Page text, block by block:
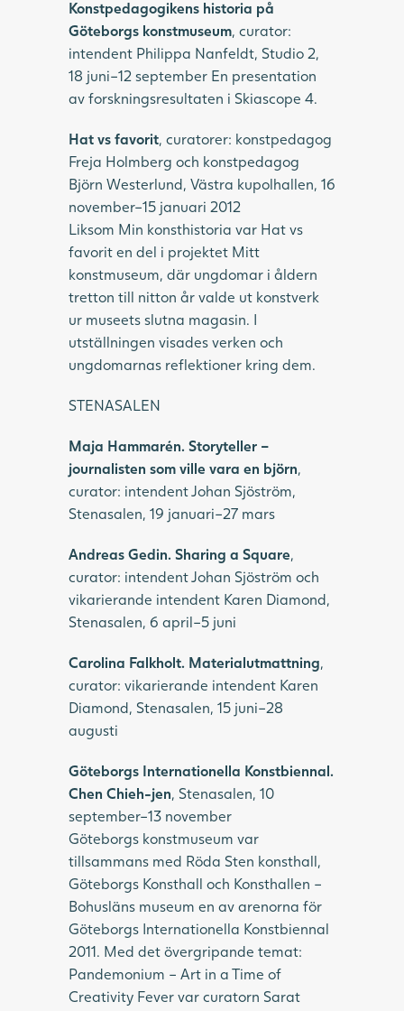
Konstpedagogikens historia på
Göteborgs konstmuseum, curator:
intendent Philippa Nanfeldt, Studio 2,
18 juni–12 september En presentation
av forskningsresultaten i Skiascope 4.
Hat vs favorit, curatorer: konstpedagog
Freja Holmberg och konstpedagog
Björn Westerlund, Västra kupolhallen, 16
november–15 januari 2012
Liksom Min konsthistoria var Hat vs
favorit en del i projektet Mitt
konstmuseum, där ungdomar i åldern
tretton till nitton år valde ut konstverk
ur museets slutna magasin. I
utställningen visades verken och
ungdomarnas reflektioner kring dem.
STENASALEN
Maja Hammarén. Storyteller –
journalisten som ville vara en björn,
curator: intendent Johan Sjöström,
Stenasalen, 19 januari–27 mars
Andreas Gedin. Sharing a Square,
curator: intendent Johan Sjöström och
vikarierande intendent Karen Diamond,
Stenasalen, 6 april–5 juni
Carolina Falkholt. Materialutmattning,
curator: vikarierande intendent Karen
Diamond, Stenasalen, 15 juni–28
augusti
Göteborgs Internationella Konstbiennal.
Chen Chieh-jen, Stenasalen, 10
september–13 november
Göteborgs konstmuseum var
tillsammans med Röda Sten konsthall,
Göteborgs Konsthall och Konsthallen –
Bohusläns museum en av arenorna för
Göteborgs Internationella Konstbiennal
2011. Med det övergripande temat:
Pandemonium – Art in a Time of
Creativity Fever var curatorn Sarat